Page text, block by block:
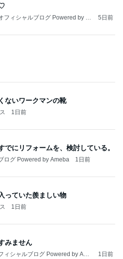
フィシャルブログ Powered by A
5日前
ないワークマンの靴
1日前
でにリフォームを、検討している。
ログ Powered by Ameba 1日前
っていた羨ましい物
1日前
みません
ィシャルブログ Powered by Ame
1日前